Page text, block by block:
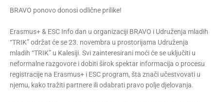
BRAVO ponovo donosi odlične prilike!
Erasmus+ & ESC Info dan u organizaciji BRAVO i Udruženja mladih
“TRIK” održat će se 23. novembra u prostorijama Udruženja
mladih “TRIK” u Kalesiji. Svi zainteresirani moći će se uključiti u
neformalne razgovore i dobiti širok spektar informacija o procesu
registracije na Erasmus+ i ESC program, šta znači učestvovati u
njemu, kako tražiti partnere ili odabrati pravo polje djelovanja.